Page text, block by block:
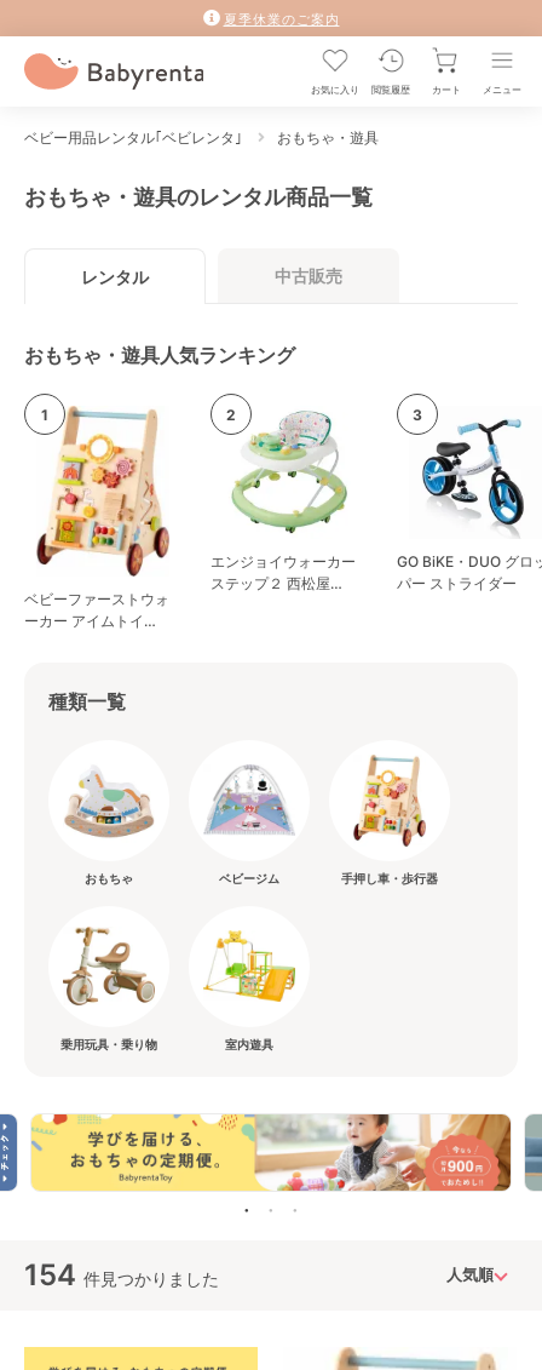
夏季休業のご案内
お気に入り 閲覧履歴 カート メニュー
ベビー用品レンタル｢ベビレンタ｣ おもちゃ・遊具
おもちゃ・遊具のレンタル商品一覧
レンタル 中古販売
おもちゃ・遊具人気ランキング
ベビーファーストウォ
ーカー アイムトイ
エンジョイウォーカー
ステップ２ 西松屋
GO BiKE・DUO グロ
パー ストライダー
種類一覧
おもちゃ ベビージム 手押し車・歩行器
乗用玩具・乗り物 室内遊具
154 件見つかりました